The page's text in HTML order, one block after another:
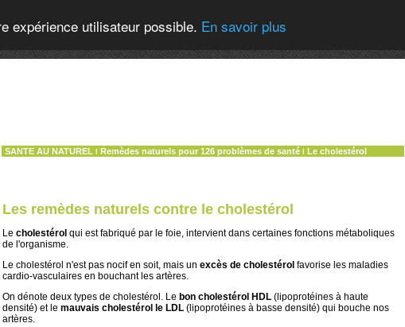
expérience utilisateur possible. En savoir plus
SANTE AU NATUREL Remèdes naturels pour 126 problèmes de santé Le cholestérol
Les remèdes naturels contre le cholestérol
Le cholestérol qui est fabriqué par le foie, intervient dans certaines fonctions métaboliques
de l'organisme.
Le cholestérol n'est pas nocif en soit, mais un excès de cholestérol favorise les maladies
cardio-vasculaires en bouchant les artères.
On dénote deux types de cholestérol. Le bon cholestérol HDL(lipoprotéines à haute
densité) et le mauvais cholestérol le LDL(lipoprotéines à basse densité) qui bouche nos
artères.